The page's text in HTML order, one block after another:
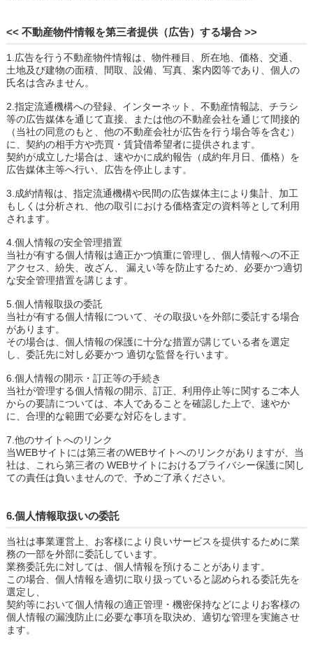
<< 不動産物件情報を第三者提供（広告）する場合 >>
1.広告を行う不動産物件情報は、物件種目、所在地、価格、交通、
土地及び建物の面積、間取、設備、写真、案内図等であり、個人の
氏名は含みません。
2.指定流通機構への登録、インターネット、不動産情報誌、チラシ
等の広告媒体を通じて直接、または他の不動産会社を通じて間接的
（当社の同意のもと、他の不動産会社が広告を行う場合等を含む）
に、契約の相手方や売買・賃貸借希望者に提供されます。
契約が成立した場合は、速やかに成約報告（成約年月日、価格）を
広告媒体主等へ行い、広告を停止します。
3.成約情報は、指定流通機構や民間の広告媒体主により集計、加工
もしくは分析され、他の取引における価格査定の資料等として利用
されます。
4.個人情報の安全管理措置
当社が有する個人情報は適正かつ慎重に管理し、個人情報への不正
アクセス、紛失、改ざん、 漏えい等を防止するため、必要かつ適切
な安全管理措置を講じます。
5.個人情報取扱の委託
当社が有する個人情報について、その取扱いを外部に委託する場合
があります。
その場合は、個人情報の保護に十分な措置が講じている者を選定
し、委託先に対し必要かつ 適切な監督を行います。
6.個人情報の開示・訂正等の手続き
当社が管理する個人情報の開示、訂正、利用停止等に関するご本人
からの要請については、本人であることを確認した上で、速やか
に、合理的な範囲で必要な対応をします。
7.他のサイトへのリンク
当WEBサイトには第三者のWEBサイトへのリンクがありますが、当
社は、これら第三者の WEBサイトにおけるプライバシー保護に関し
ての責任は負いませんので、予めご了承ください。
6.個人情報取扱いの委託
当社は事業運営上、お客様により良いサービスを提供するために業
務の一部を外部に委託しています。
業務委託先に対しては、個人情報を預けることがあります。
この場合、個人情報を適切に取り扱っていると認められる委託先を
選定し、
契約等において個人情報の適正管理・機密保持などによりお客様の
個人情報の漏洩防止に必要な事項を取決め、適切な管理を実施させ
ます。